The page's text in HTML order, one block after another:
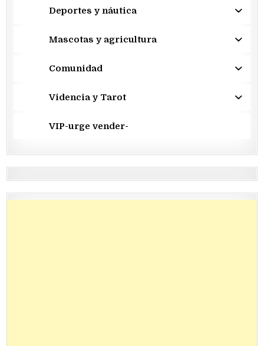
Deportes y náutica
Mascotas y agricultura
Comunidad
Videncia y Tarot
VIP-urge vender-